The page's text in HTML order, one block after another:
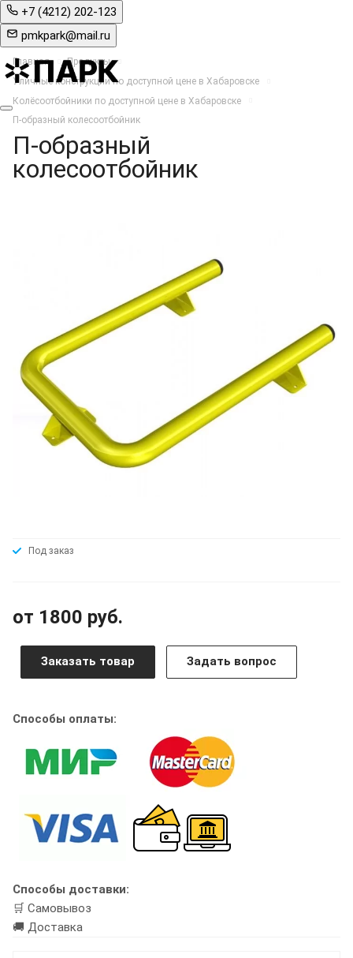
+7 (4212) 202-123
pmkpark@mail.ru
Главная
Продукты
Уличные конструкции по доступной цене в Хабаровске
Колёсоотбойники по доступной цене в Хабаровске
П-образный колесоотбойник
П-образный
колесоотбойник
Под заказ
от 1800 руб.
Заказать товар Задать вопрос
Способы оплаты:
Способы доставки:
🛒 Самовывоз
🚚 Доставка